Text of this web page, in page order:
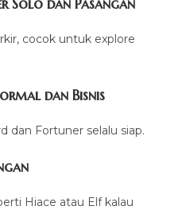
cocok untuk explore
dan Bisnis
dan Fortuner selalu siap.
Hiace atau Elf kalau